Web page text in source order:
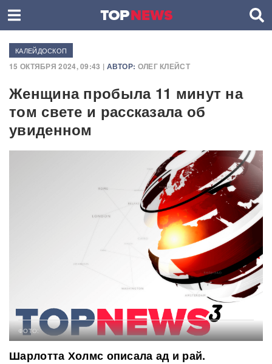
КАЛЕЙДОСКОП
15 ОКТЯБРЯ 2024, 09:43 | АВТОР: ОЛЕГ КЛЕЙСТ
Женщина пробыла 11 минут на
том свете и рассказала об
увиденном
ФОТО:
Шарлотта Холмс описала ад и рай.